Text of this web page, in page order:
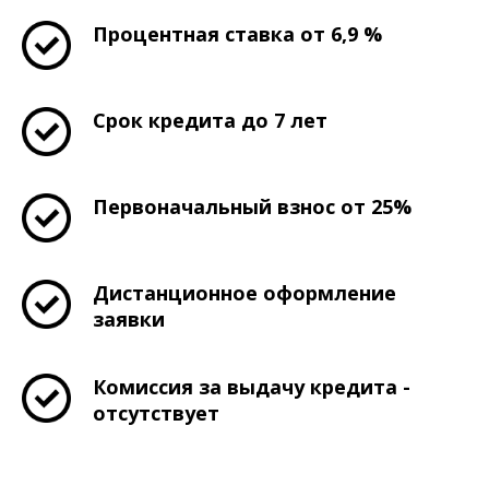
Процентная ставка от 6,9 %
Срок кредита до 7 лет
Первоначальный взнос от 25%
Дистанционное оформление
заявки
Комиссия за выдачу кредита -
отсутствует